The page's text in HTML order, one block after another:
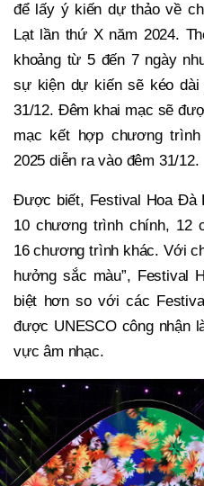
để lấy ý kiến dự thảo về
Lạt lần thứ X năm 2024.
khoảng từ 5 đến 7 ngày
sự kiện dự kiến sẽ kéo
31/12. Đêm khai mạc sẽ
mạc kết hợp chương
2025 diễn ra vào đêm 31/12.
Được biết, Festival Hoa Đà
10 chương trình chính, 12
16 chương trình khác. Với
hưởng sắc màu”, Festival
biệt hơn so với các
được UNESCO công nhận
vực âm nhạc.